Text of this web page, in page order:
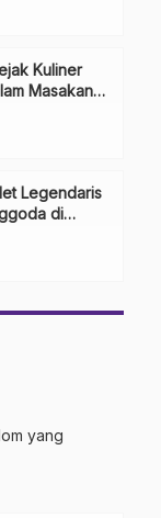
Kuliner
Masakan
Legendaris
di
yang